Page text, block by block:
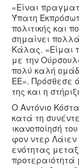
«Είναι
Ύπατη
πολιτικής και
σημαίνει
Κάλας. «Είμαι
με την
πολύ καλή
ΕΕ». Πρόσθεσε
της και η
Ο Αντόνιο
κατά τη
ικανοποίησή
φον ντερ
ενότητας